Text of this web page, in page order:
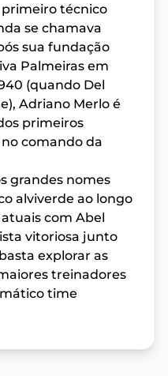
técnico
se chamava
sua fundação
Palmeiras em
(quando Del
Adriano Merlo é
primeiros
comando da
grandes nomes
alviverde ao longo
com Abel
vitoriosa junto
explorar as
treinadores
time